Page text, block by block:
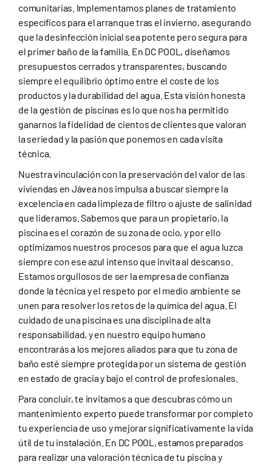
comunitarias. Implementamos planes de tratamiento
específicos para el arranque tras el invierno, asegurando
que la desinfección inicial sea potente pero segura para
el primer baño de la familia. En DC POOL, diseñamos
presupuestos cerrados y transparentes, buscando
siempre el equilibrio óptimo entre el coste de los
productos y la durabilidad del agua. Esta visión honesta
de la gestión de piscinas es lo que nos ha permitido
ganarnos la fidelidad de cientos de clientes que valoran
la seriedad y la pasión que ponemos en cada visita
técnica.
Nuestra vinculación con la preservación del valor de las
viviendas en Jávea nos impulsa a buscar siempre la
excelencia en cada limpieza de filtro o ajuste de salinidad
que lideramos. Sabemos que para un propietario, la
piscina es el corazón de su zona de ocio, y por ello
optimizamos nuestros procesos para que el agua luzca
siempre con ese azul intenso que invita al descanso.
Estamos orgullosos de ser la empresa de confianza
donde la técnica y el respeto por el medio ambiente se
unen para resolver los retos de la química del agua. El
cuidado de una piscina es una disciplina de alta
responsabilidad, y en nuestro equipo humano
encontrarás a los mejores aliados para que tu zona de
baño esté siempre protegida por un sistema de gestión
en estado de gracia y bajo el control de profesionales.
Para concluir, te invitamos a que descubras cómo un
mantenimiento experto puede transformar por completo
tu experiencia de uso y mejorar significativamente la vida
útil de tu instalación. En DC POOL, estamos preparados
para realizar una valoración técnica de tu piscina y